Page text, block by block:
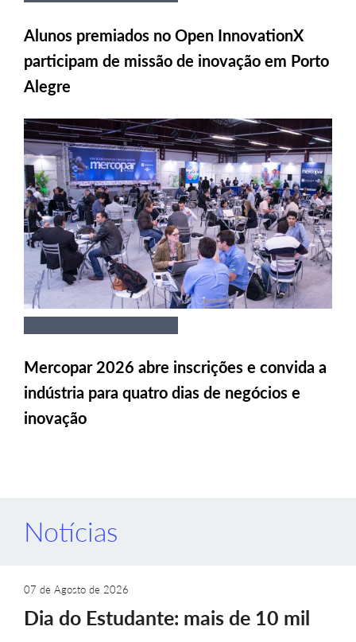
Alunos premiados no Open InnovationX
participam de missão de inovação em Porto
Alegre
Mercopar 2026 abre inscrições e convida a
indústria para quatro dias de negócios e
inovação
Notícias
07 de Agosto de 2026
Dia do Estudante: mais de 10 mil